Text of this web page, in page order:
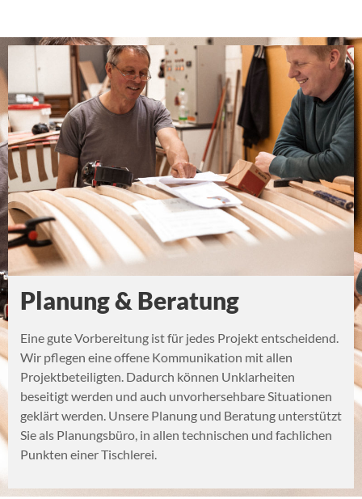
Planung & Beratung
Eine gute Vorbereitung ist für jedes Projekt entscheidend.
Wir pflegen eine offene Kommunikation mit allen
Projektbeteiligten. Dadurch können Unklarheiten
beseitigt werden und auch unvorhersehbare Situationen
geklärt werden. Unsere Planung und Beratung unterstützt
Sie als Planungsbüro, in allen technischen und fachlichen
Punkten einer Tischlerei.